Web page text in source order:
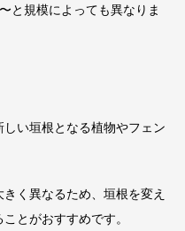
と規模によっても異なりま
い垣根となる植物やフェン
く異なるため、垣根を変え
とがおすすめです。